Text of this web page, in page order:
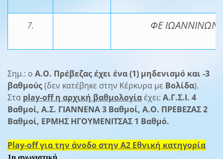
7. ΦΕ ΙΩΑΝΝΙΝΩΝ
Σημ.: ο Α.Ο. Πρέβεζας έχει ένα (1) μηδενισμό και -3
βαθμούς(δεν κατέβηκε στην Κέρκυρα με Βολίδα).
Στα play-off η αρχική βαθμολογίαέχει: Α.Γ.Σ.Ι. 4
Βαθμοί, Α.Σ. ΓΙΑΝΝΕΝΑ 3 Βαθμοί, Α.Ο. ΠΡΕΒΕΖΑΣ 2
Βαθμοί, ΕΡΜΗΣ ΗΓΟΥΜΕΝΙΤΣΑΣ 1 Βαθμό.
Play-off για την άνοδο στην Α2 Εθνική κατηγορία
1η αγωνιστική